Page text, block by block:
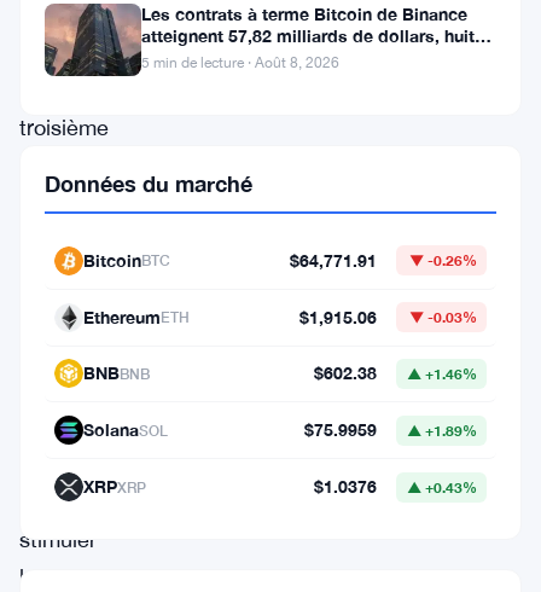
rapproche
troisième
pourrait
influencer
stimuler
le
Les contrats à terme Bitcoin de Binance
atteignent 57,82 milliards de dollars, huit
fois le volume du marché
5 min de lecture · Août 8, 2026
Données du marché
BitcoinBTC $64,771.91 ▼ -0.26%
EthereumETH $1,915.06 ▼ -0.03%
BNBBNB $602.38 ▲ +1.46%
SolanaSOL $75.9959 ▲ +1.89%
XRPXRP $1.0376 ▲ +0.43%